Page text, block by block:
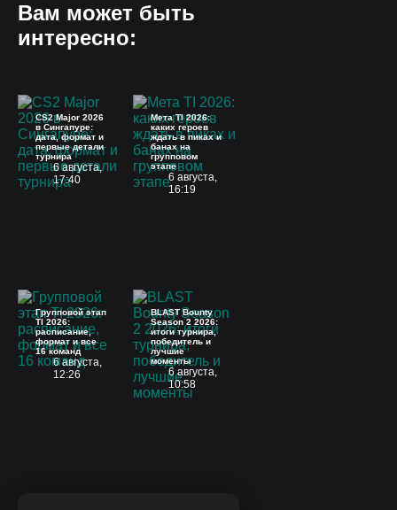
Вам может быть
интересно:
CS2 Major 2026
в Сингапуре:
дата, формат и
первые детали
турнира
6 августа,
17:40
Мета TI 2026:
каких героев
ждать в пиках и
банах на
групповом
этапе
6 августа,
16:19
Групповой этап
TI 2026:
расписание,
формат и все
16 команд
6 августа,
12:26
BLAST Bounty
Season 2 2026:
итоги турнира,
победитель и
лучшие
моменты
6 августа,
10:58